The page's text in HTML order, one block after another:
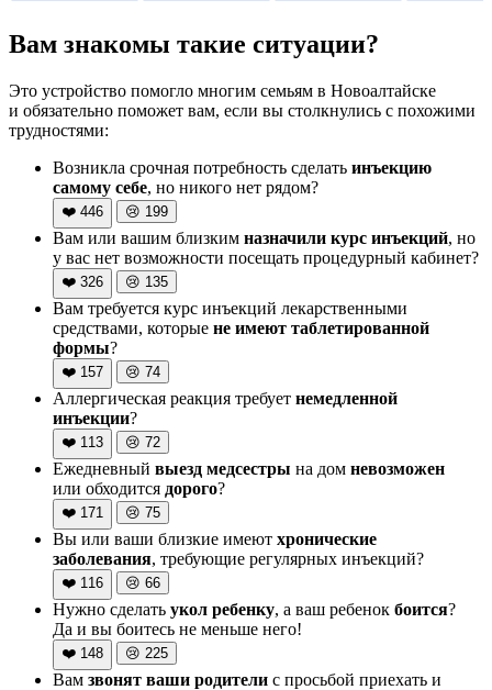
Вам знакомы такие ситуации?
Это устройство помогло многим семьям в Новоалтайске
и обязательно поможет вам, если вы столкнулись с похожими
трудностями:
Возникла срочная потребность сделать инъекцию
самому себе, но никого нет рядом?
❤️ 446 😢 199
Вам или вашим близким назначили курс инъекций, но
у вас нет возможности посещать процедурный кабинет?
❤️ 326 😢 135
Вам требуется курс инъекций лекарственными
средствами, которые не имеют таблетированной
формы?
❤️ 157 😢 74
Аллергическая реакция требует немедленной
инъекции?
❤️ 113 😢 72
Ежедневный выезд медсестры на дом невозможен
или обходится дорого?
❤️ 171 😢 75
Вы или ваши близкие имеют хронические
заболевания, требующие регулярных инъекций?
❤️ 116 😢 66
Нужно сделать укол ребенку, а ваш ребенок боится?
Да и вы боитесь не меньше него!
❤️ 148 😢 225
Вам звонят ваши родители с просьбой приехать и